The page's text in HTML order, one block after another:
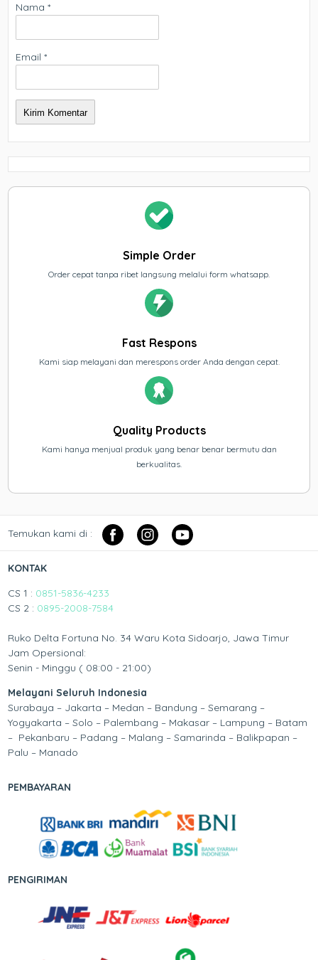
Nama*
Email*
Simple Order
Order cepat tanpa ribet langsung melalui form whatsapp.
Fast Respons
Kami siap melayani dan merespons order Anda dengan cepat.
Quality Products
Kami hanya menjual produk yang benar benar bermutu dan
berkualitas.
Temukan kami di :
KONTAK
CS 1 : 0851-5836-4233
CS 2 : 0895-2008-7584
Ruko Delta Fortuna No. 34 Waru Kota Sidoarjo, Jawa Timur
Jam Opersional:
Senin - Minggu ( 08:00 - 21:00)
Melayani Seluruh Indonesia
Surabaya – Jakarta – Medan – Bandung – Semarang –
Yogyakarta – Solo – Palembang – Makasar – Lampung – Batam
– Pekanbaru – Padang – Malang – Samarinda – Balikpapan –
Palu – Manado
PEMBAYARAN
PENGIRIMAN